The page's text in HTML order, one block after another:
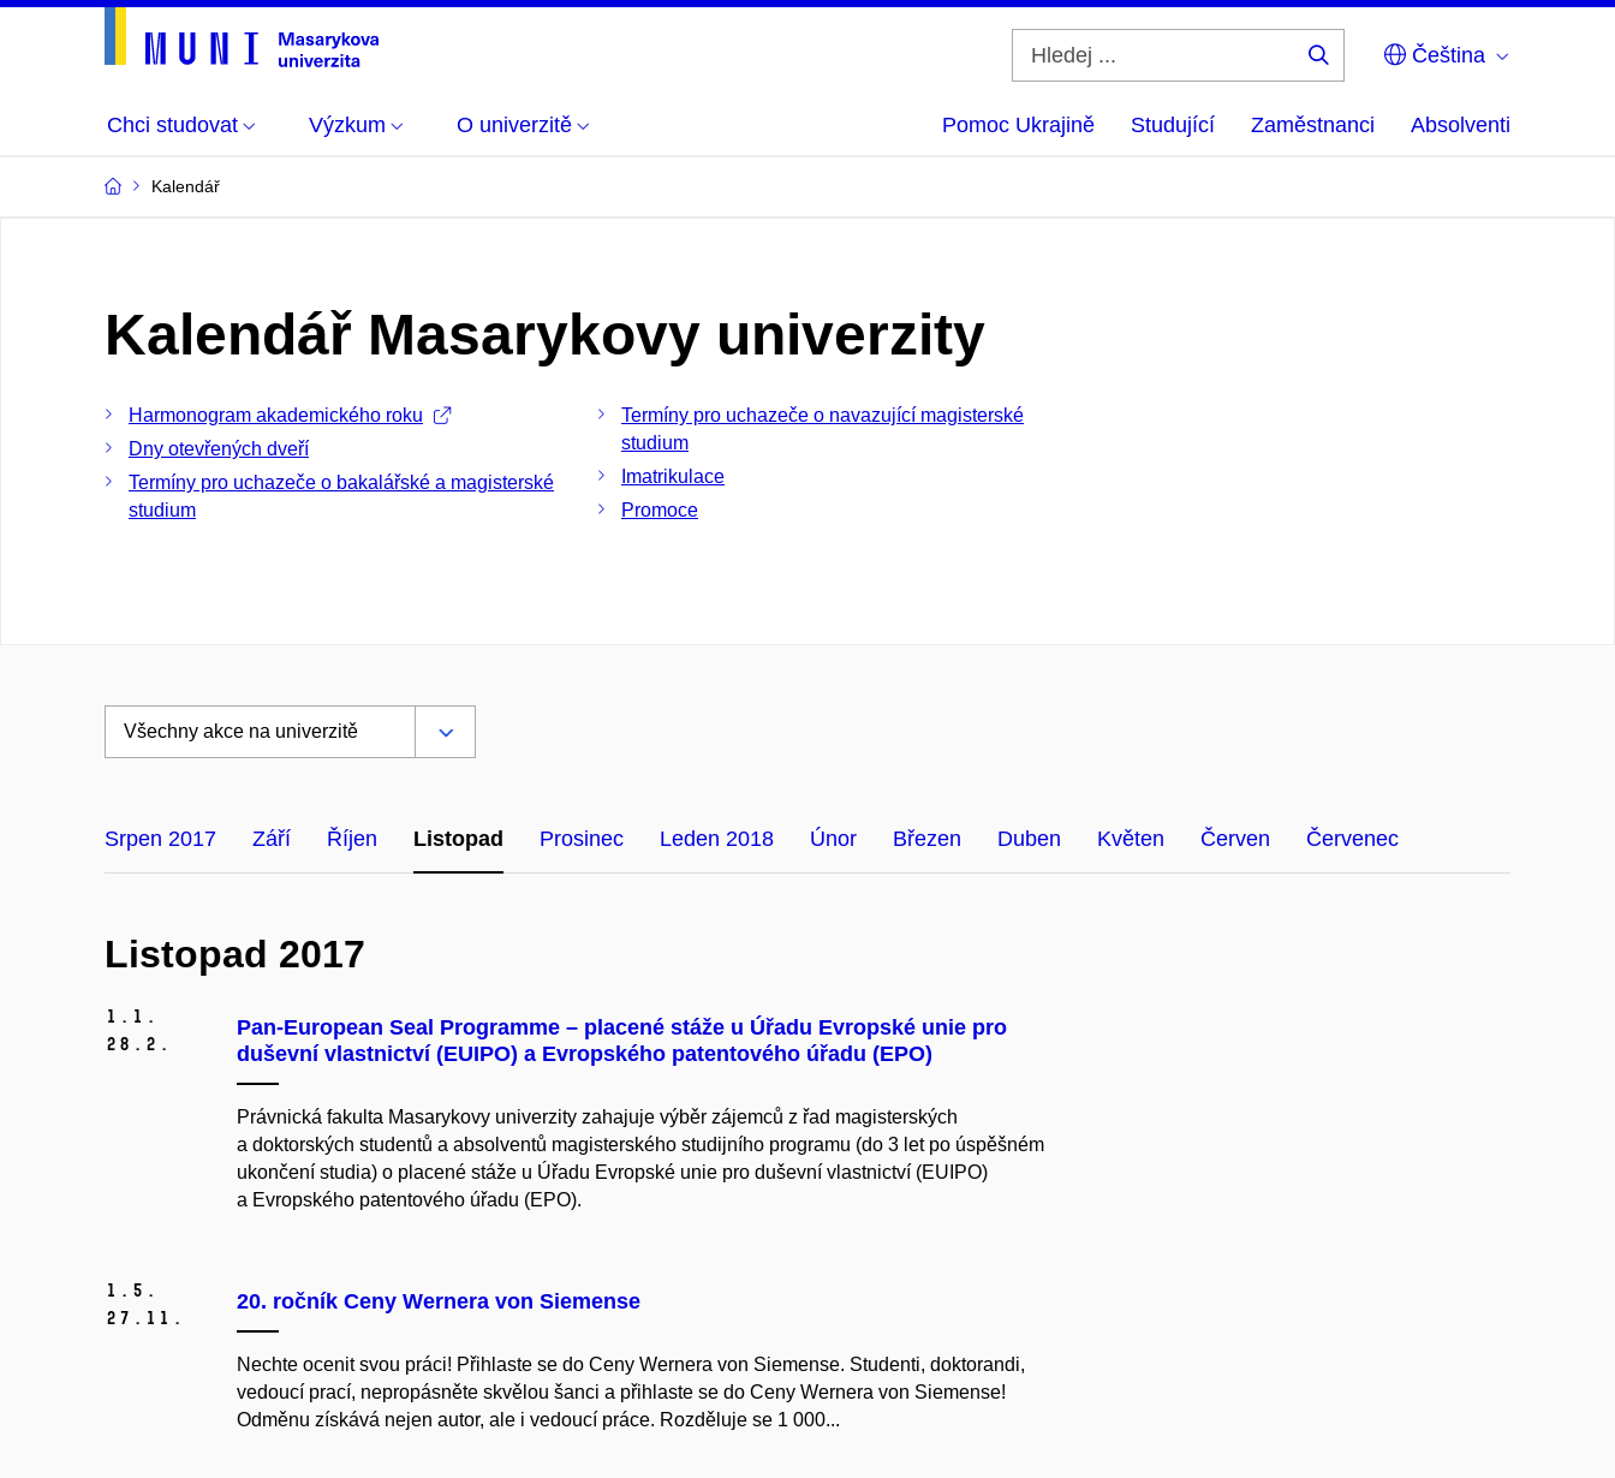
Čeština
Chci studovat Výzkum O univerzitě Pomoc Ukrajině Studující Zaměstnanci Absolventi
Kalendář
Kalendář Masarykovy univerzity
Harmonogram akademického roku
Dny otevřených dveří
Termíny pro uchazeče o bakalářské a magisterské
studium
Termíny pro uchazeče o navazující magisterské
studium
Imatrikulace
Promoce
Srpen 2017 Září Říjen Listopad Prosinec Leden 2018 Únor Březen Duben Květen Červen Červenec
Listopad 2017
1. 1.
28. 2.
Pan-European Seal Programme – placené stáže u Úřadu Evropské unie pro
duševní vlastnictví (EUIPO) a Evropského patentového úřadu (EPO)
Právnická fakulta Masarykovy univerzity zahajuje výběr zájemců z řad magisterských
a doktorských studentů a absolventů magisterského studijního programu (do 3 let po úspěšném
ukončení studia) o placené stáže u Úřadu Evropské unie pro duševní vlastnictví (EUIPO)
a Evropského patentového úřadu (EPO).
1. 5.
27. 11.
20. ročník Ceny Wernera von Siemense
Nechte ocenit svou práci! Přihlaste se do Ceny Wernera von Siemense. Studenti, doktorandi,
vedoucí prací, nepropásněte skvělou šanci a přihlaste se do Ceny Wernera von Siemense!
Odměnu získává nejen autor, ale i vedoucí práce. Rozděluje se 1 000...